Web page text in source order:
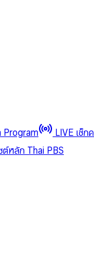
Program
LIVE เช็ก
ต์หลัก Thai PBS